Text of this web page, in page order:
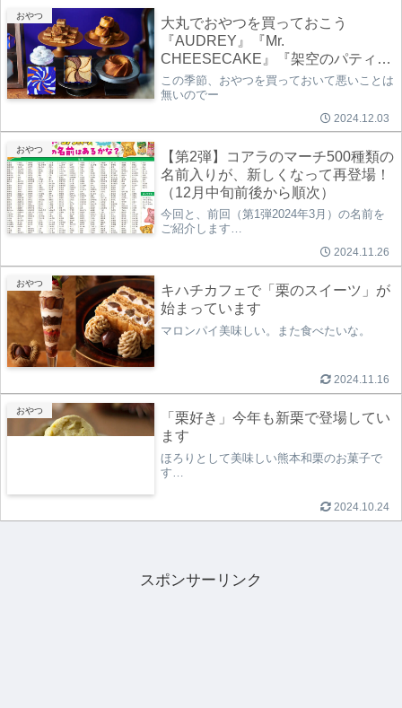
おやつ
大丸でおやつを買っておこう
『AUDREY』『Mr.
CHEESECAKE』『架空のパティス
リー しろいし洋菓子店』
この季節、おやつを買っておいて悪いことは
無いのでー
2024.12.03
おやつ
【第2弾】コアラのマーチ500種類の
名前入りが、新しくなって再登場！
（12月中旬前後から順次）
今回と、前回（第1弾2024年3月）の名前を
ご紹介します…
2024.11.26
おやつ
キハチカフェで「栗のスイーツ」が
始まっています
マロンパイ美味しい。また食べたいな。
2024.11.16
おやつ
「栗好き」今年も新栗で登場してい
ます
ほろりとして美味しい熊本和栗のお菓子で
す…
2024.10.24
スポンサーリンク